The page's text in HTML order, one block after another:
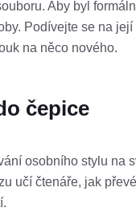
Aby byl
Podívejte se na
na něco nového.
čepice
osobního stylu na
učí čtenáře, jak